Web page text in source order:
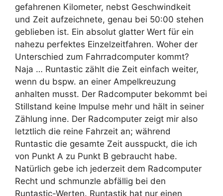
gefahrenen Kilometer, nebst Geschwindkeit
und Zeit aufzeichnete, genau bei 50:00 stehen
geblieben ist. Ein absolut glatter Wert für ein
nahezu perfektes Einzelzeitfahren. Woher der
Unterschied zum Fahrradcomputer kommt?
Naja … Runtastic zählt die Zeit einfach weiter,
wenn du bspw. an einer Ampelkreuzung
anhalten musst. Der Radcomputer bekommt bei
Stillstand keine Impulse mehr und hält in seiner
Zählung inne. Der Radcomputer zeigt mir also
letztlich die reine Fahrzeit an; während
Runtastic die gesamte Zeit ausspuckt, die ich
von Punkt A zu Punkt B gebraucht habe.
Natürlich gebe ich jederzeit dem Radcomputer
Recht und schmunzle abfällig bei den
Runtastic-Werten. Runtastik hat nur einen